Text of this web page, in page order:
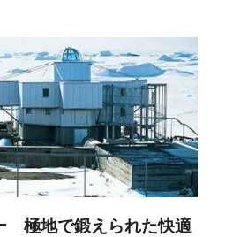
極地で鍛えられた快適